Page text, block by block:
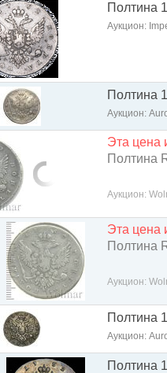
Полтина
Аукцион:
Полтина
Аукцион:
Эта цена
Полтина
Аукцион:
Эта цена
Полтина
Аукцион:
Полтина
Аукцион:
Полтина